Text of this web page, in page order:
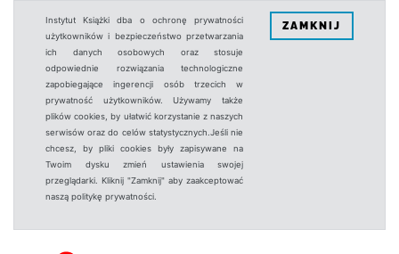
Instytut Książki dba o ochronę prywatności
użytkowników i bezpieczeństwo przetwarzania
ich danych osobowych oraz stosuje
odpowiednie rozwiązania technologiczne
zapobiegające ingerencji osób trzecich w
prywatność użytkowników. Używamy także
plików cookies, by ułatwić korzystanie z naszych
serwisów oraz do celów statystycznych.Jeśli nie
chcesz, by pliki cookies były zapisywane na
Twoim dysku zmień ustawienia swojej
przeglądarki. Kliknij "Zamknij" aby zaakceptować
naszą politykę prywatności.
ZAMKNIJ